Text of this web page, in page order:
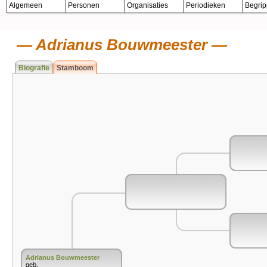
Algemeen Personen Organisaties Periodieken
Adrianus Bouwmeester
Biografie Stamboom
Adrianus Bouwmeester
geb.